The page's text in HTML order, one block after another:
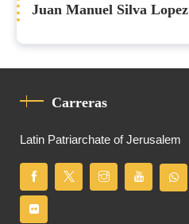
Juan Manuel Silva Lopez
Carreras
Latin Patriarchate of Jerusalem